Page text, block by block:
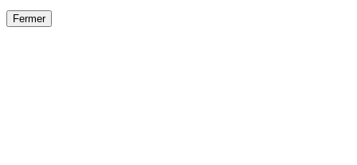
Fermer